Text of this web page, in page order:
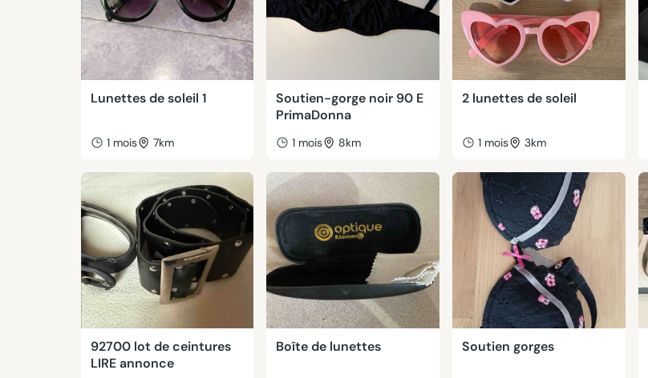
Lunettes de soleil 1
1 mois 7km
Soutien-gorge noir 90 E
PrimaDonna
1 mois 8km
2 lunettes de soleil
1 mois 3km
92700 lot de ceintures
LIRE annonce
Boîte de lunettes Soutien gorges